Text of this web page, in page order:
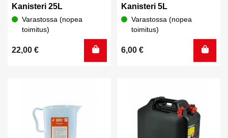
Kanisteri 25L
Varastossa (nopea
toimitus)
22,00 €
Kanisteri 5L
Varastossa (nopea
toimitus)
6,00 €